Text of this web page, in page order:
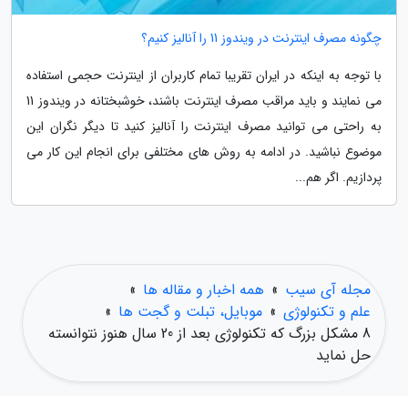
چگونه مصرف اینترنت در ویندوز 11 را آنالیز کنیم؟
با توجه به اینکه در ایران تقریبا تمام کاربران از اینترنت حجمی استفاده
می نمایند و باید مراقب مصرف اینترنت باشند، خوشبختانه در ویندوز 11
به راحتی می توانید مصرف اینترنت را آنالیز کنید تا دیگر نگران این
موضوع نباشید. در ادامه به روش های مختلفی برای انجام این کار می
پردازیم. اگر هم...
مجله آی سیب » همه اخبار و مقاله ها »
علم و تکنولوژی » موبایل، تبلت و گجت ها »
8 مشکل بزرگ که تکنولوژی بعد از 20 سال هنوز نتوانسته
حل نماید